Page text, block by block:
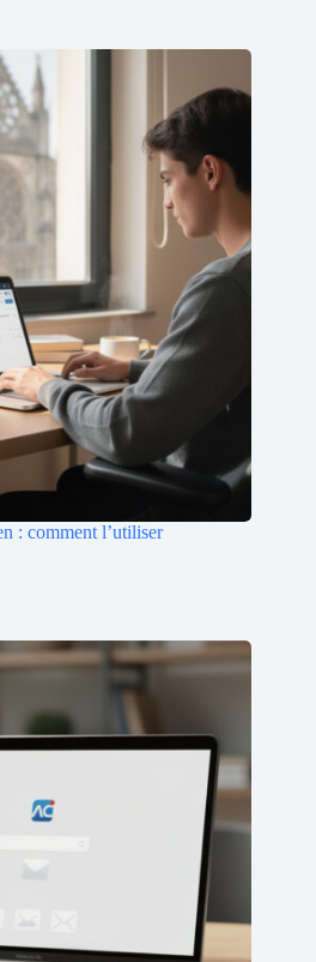
: comment l’utiliser